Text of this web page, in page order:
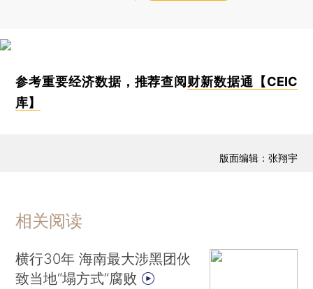
参考重要经济数据，推荐查阅 财新数据通【CEIC
库】
版面编辑：张翔宇
相关阅读
横行30年 海南最大涉黑团伙
致当地“塌方式”腐败